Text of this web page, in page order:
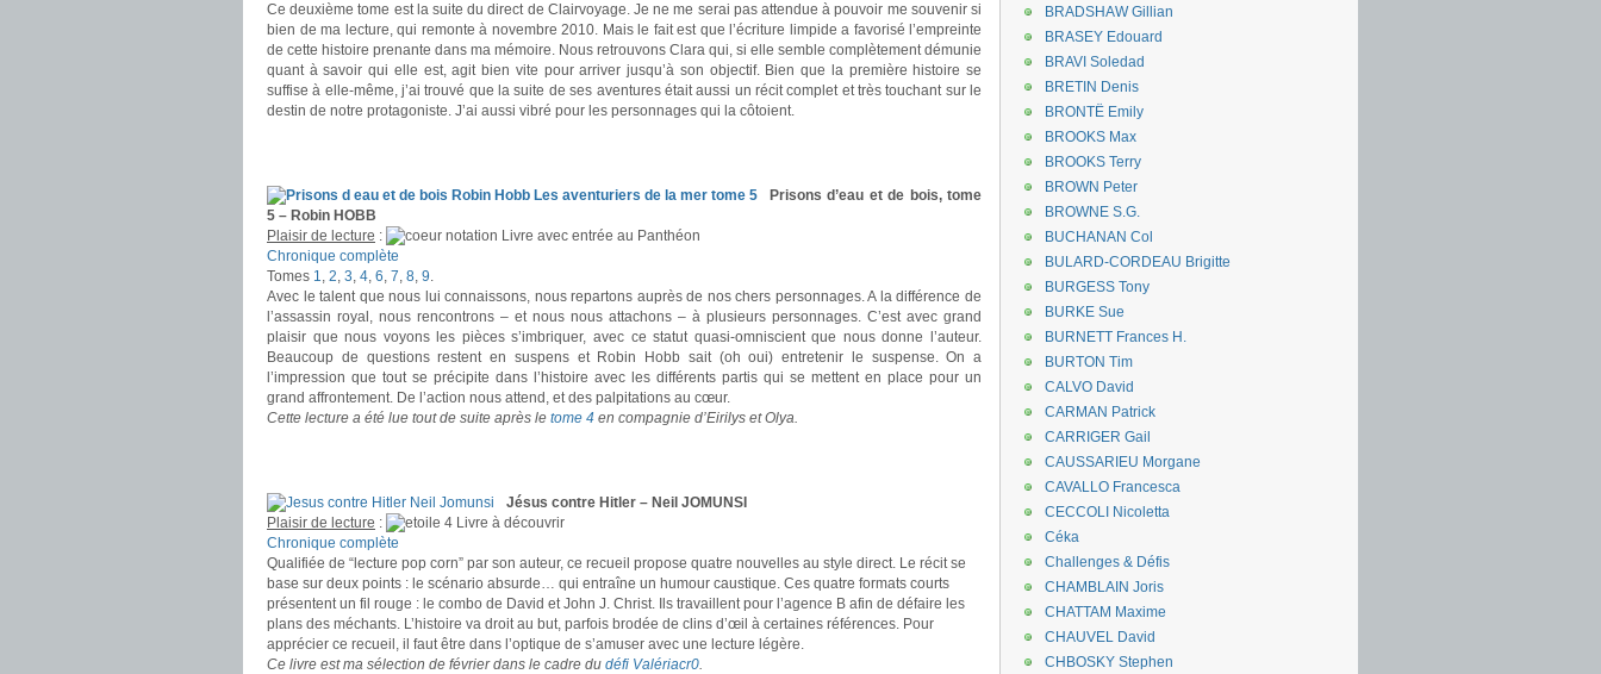
Ce deuxième tome est la suite du direct de Clairvoyage. Je ne me serai pas attendue à pouvoir me souvenir si
bien de ma lecture, qui remonte à novembre 2010. Mais le fait est que l’écriture limpide a favorisé l’empreinte
de cette histoire prenante dans ma mémoire. Nous retrouvons Clara qui, si elle semble complètement démunie
quant à savoir qui elle est, agit bien vite pour arriver jusqu’à son objectif. Bien que la première histoire se
suffise à elle-même, j’ai trouvé que la suite de ses aventures était aussi un récit complet et très touchant sur le
destin de notre protagoniste. J’ai aussi vibré pour les personnages qui la côtoient.
Prisons d’eau et de bois, tome
5 – Robin HOBB
Plaisir de lecture :
Livre avec entrée au Panthéon
Chronique complète
Tomes 1, 2, 3, 4, 6, 7, 8, 9.
Avec le talent que nous lui connaissons, nous repartons auprès de nos chers personnages. A la différence de
l’assassin royal, nous rencontrons – et nous nous attachons – à plusieurs personnages. C’est avec grand
plaisir que nous voyons les pièces s’imbriquer, avec ce statut quasi-omniscient que nous donne l’auteur.
Beaucoup de questions restent en suspens et Robin Hobb sait (oh oui) entretenir le suspense. On a
l’impression que tout se précipite dans l’histoire avec les différents partis qui se mettent en place pour un
grand affrontement. De l’action nous attend, et des palpitations au cœur.
Cette lecture a été lue tout de suite après le tome 4 en compagnie d’Eirilys et Olya.
Jésus contre Hitler – Neil JOMUNSI
Plaisir de lecture :
Livre à découvrir
Chronique complète
Qualifiée de “lecture pop corn” par son auteur, ce recueil propose quatre nouvelles au style direct. Le récit se
base sur deux points : le scénario absurde… qui entraîne un humour caustique. Ces quatre formats courts
présentent un fil rouge : le combo de David et John J. Christ. Ils travaillent pour l’agence B afin de défaire les
plans des méchants. L’histoire va droit au but, parfois brodée de clins d’œil à certaines références. Pour
apprécier ce recueil, il faut être dans l’optique de s’amuser avec une lecture légère.
Ce livre est ma sélection de février dans le cadre du défi Valériacr0.
BRADSHAW Gillian
BRASEY Edouard
BRAVI Soledad
BRETIN Denis
BRONTË Emily
BROOKS Max
BROOKS Terry
BROWN Peter
BROWNE S.G.
BUCHANAN Col
BULARD-CORDEAU Brigitte
BURGESS Tony
BURKE Sue
BURNETT Frances H.
BURTON Tim
CALVO David
CARMAN Patrick
CARRIGER Gail
CAUSSARIEU Morgane
CAVALLO Francesca
CECCOLI Nicoletta
Céka
Challenges & Défis
CHAMBLAIN Joris
CHATTAM Maxime
CHAUVEL David
CHBOSKY Stephen